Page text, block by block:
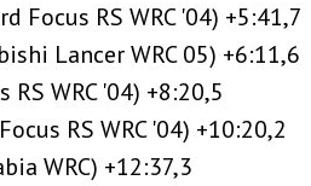
Focus RS WRC '04) +5:41,7
Lancer WRC 05) +6:11,6
RS WRC '04) +8:20,5
RS WRC '04) +10:20,2
WRC) +12:37,3